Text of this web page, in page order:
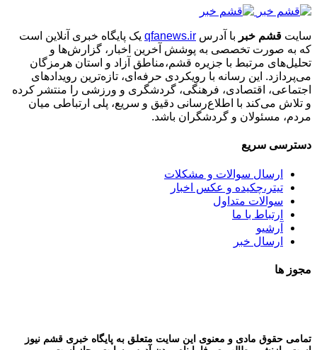
سایت قشم خبر با آدرس qfanews.ir یک پایگاه خبری آنلاین است
که به صورت تخصصی به پوشش آخرین اخبار، گزارش‌ها و
تحلیل‌های مرتبط با جزیره قشم،مناطق آزاد و استان هرمزگان
می‌پردازد. این رسانه با رویکردی حرفه‌ای، تازه‌ترین رویدادهای
اجتماعی، اقتصادی، فرهنگی، گردشگری و ورزشی را منتشر کرده
و تلاش می‌کند با اطلاع‌رسانی دقیق و سریع، پلی ارتباطی میان
مردم، مسئولان و گردشگران باشد.
دسترسی سریع
ارسال سوالات و مشکلات
تیتر،چکیده و عکس اخبار
سوالات متداول
ارتباط با ما
آرشیو
ارسال خبر
مجوز ها
تمامی حقوق مادی و معنوی این سایت متعلق به پایگاه خبری قشم نیوز